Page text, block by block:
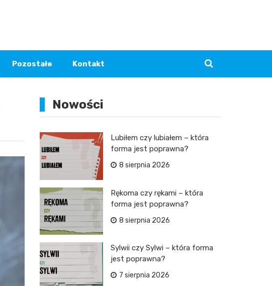
Pozostałe Kontakt
Nowości
Lubiłem czy lubiałem – która
forma jest poprawna?
8 sierpnia 2026
Rękoma czy rękami – która
forma jest poprawna?
8 sierpnia 2026
Sylwii czy Sylwi – która forma
jest poprawna?
7 sierpnia 2026